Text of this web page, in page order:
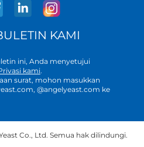
KAMI
ini, Anda menyetujui
kami.
surat, mohon masukkan
@angelyeast.com ke
Co., Ltd. Semua hak dilindungi.